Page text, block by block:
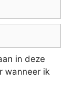
in deze
wanneer ik